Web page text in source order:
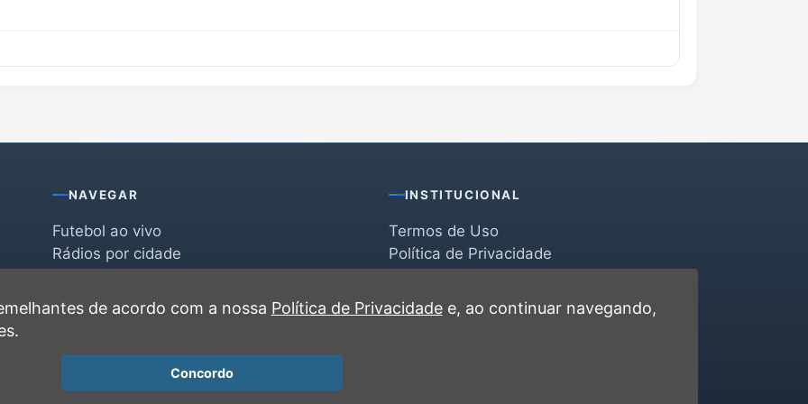
NAVEGAR
Futebol ao vivo
Rádios por cidade
Favoritas
Recentes
INSTITUCIONAL
Termos de Uso
Política de Privacidade
Contato
de acordo com a nossa Política de Privacidadee, ao continuar navegando,
Concordo